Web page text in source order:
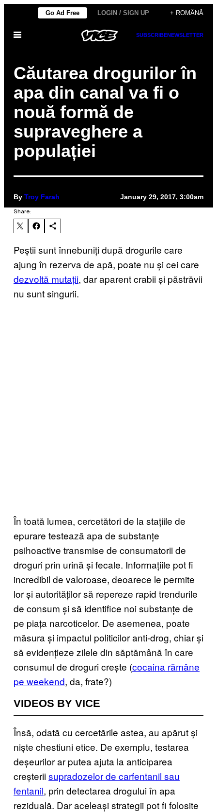
content
Go Ad Free LOGIN / SIGN UP + ROMÂNĂ
Open
SUBSCRIBENEWSLETTER
Căutarea drogurilor în
apa din canal va fi o
nouă formă de
supraveghere a
populației
By Troy Farah January 29, 2017, 3:00am
Share:
Peștii sunt înnebuniți după drogurile care
ajung în rezerva de apă, poate nu și cei care
dezvoltă mutații, dar aparent crabii și păstrăvii
nu sunt singurii.
În toată lumea, cercetători de la stațiile de
epurare testează apa de substanțe
psihoactive transmise de consumatorii de
droguri prin urină și fecale. Informațiile pot fi
incredibil de valoroase, deoarece le permite
lor și autorităților să repereze rapid trendurile
de consum și să identifice noi substanțe de
pe piața narcoticelor. De asemenea, poate
măsura și impactul politicilor anti-drog, chiar și
să evidențieze zilele din săptămână în care
consumul de droguri crește (cocaina rămâne
pe weekend, da, frate?)
VIDEOS BY VICE
Însă, odată cu cercetările astea, au apărut și
niște chestiuni etice. De exemplu, testarea
deșeurilor ar putea ajuta la anticiparea
creșteriisupradozelor de carfentanil sau
fentanil, prin detectarea drogului în apa
reziduală. Dar aceleași strategii pot fi folosite